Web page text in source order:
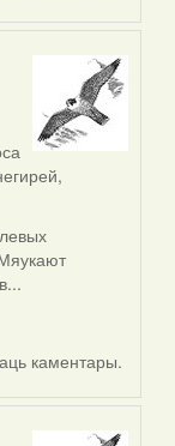
каментары.